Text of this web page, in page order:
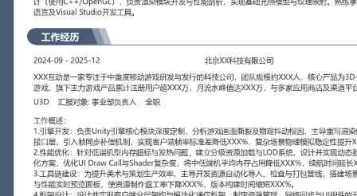
工作经历
2024-09 -2025-12
XXX互动是一家专注于中重度移动游戏研发与发行的科技公司，团
产品为3D-MMORPG及休闲竞技类游戏，旗下主力游戏产品累计注
水峰值达XXX万，与多家应用商店及渠道平台建立深度合作。